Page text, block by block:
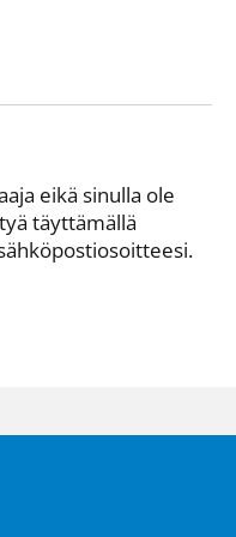
eikä sinulla ole
täyttämällä